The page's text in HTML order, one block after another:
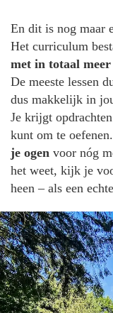
En dit is nog maar
Het curriculum
met in totaal meer
De meeste lessen
dus makkelijk in
Je krijgt
kunt om te oefenen.
je ogen voor nóg
het weet, kijk je
heen – als een